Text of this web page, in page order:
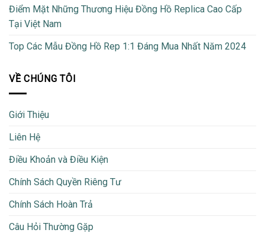
Điểm Mặt Những Thương Hiệu Đồng Hồ Replica Cao Cấp
Tại Việt Nam
Top Các Mẫu Đồng Hồ Rep 1:1 Đáng Mua Nhất Năm 2024
VỀ CHÚNG TÔI
Giới Thiệu
Liên Hệ
Điều Khoản và Điều Kiện
Chính Sách Quyền Riêng Tư
Chính Sách Hoàn Trả
Câu Hỏi Thường Gặp